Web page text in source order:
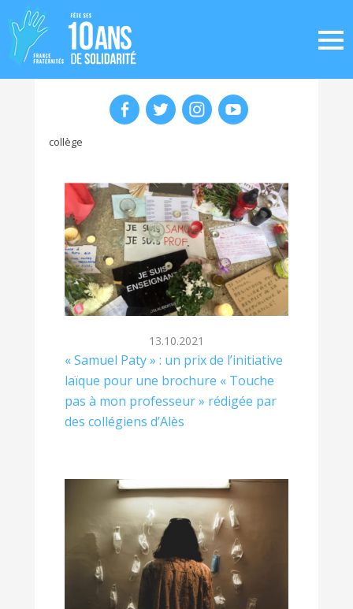
collège
13.10.2021
« Samuel Paty » : un prix de l’initiative
laïque pour une brochure « Touche
pas à mon professeur » rédigée par
des collégiens d’Alès